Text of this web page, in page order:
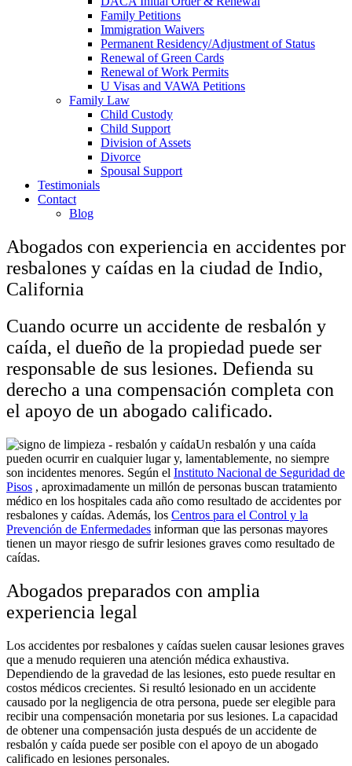
Family Petitions
Immigration Waivers
Permanent Residency/Adjustment of Status
Renewal of Green Cards
Renewal of Work Permits
U Visas and VAWA Petitions
Family Law
Child Custody
Child Support
Division of Assets
Divorce
Spousal Support
Testimonials
Contact
Blog
Abogados con experiencia en accidentes por
resbalones y caídas en la ciudad de Indio,
California
Cuando ocurre un accidente de resbalón y
caída, el dueño de la propiedad puede ser
responsable de sus lesiones. Defienda su
derecho a una compensación completa con
el apoyo de un abogado calificado.
Un resbalón y una caída
pueden ocurrir en cualquier lugar y, lamentablemente, no siempre
son incidentes menores. Según el Instituto Nacional de Seguridad de
Pisos , aproximadamente un millón de personas buscan tratamiento
médico en los hospitales cada año como resultado de accidentes por
resbalones y caídas. Además, los Centros para el Control y la
Prevención de Enfermedades informan que las personas mayores
tienen un mayor riesgo de sufrir lesiones graves como resultado de
caídas.
Abogados preparados con amplia
experiencia legal
Los accidentes por resbalones y caídas suelen causar lesiones graves
que a menudo requieren una atención médica exhaustiva.
Dependiendo de la gravedad de las lesiones, esto puede resultar en
costos médicos crecientes. Si resultó lesionado en un accidente
causado por la negligencia de otra persona, puede ser elegible para
recibir una compensación monetaria por sus lesiones. La capacidad
de obtener una compensación justa después de un accidente de
resbalón y caída puede ser posible con el apoyo de un abogado
calificado en lesiones personales.